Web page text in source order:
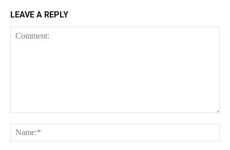
LEAVE A REPLY